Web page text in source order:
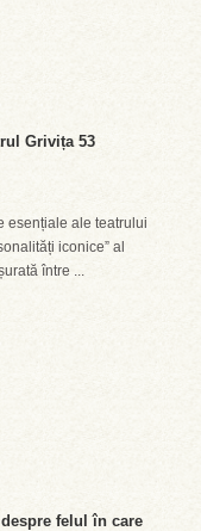
Grivița 53
esențiale ale teatrului
iconice” al
între ...
felul în care